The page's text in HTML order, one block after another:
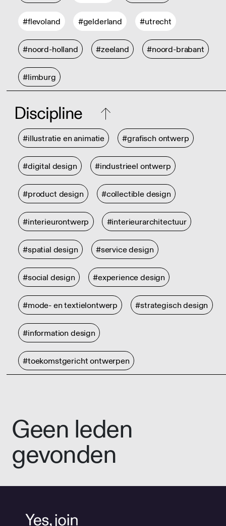
#flevoland #gelderland #utrecht
#noord-holland #zeeland #noord-brabant
#limburg
Discipline
#illustratie en animatie #grafisch ontwerp
#digital design #industrieel ontwerp
#product design #collectible design
#interieurontwerp #interieurarchitectuur
#spatial design #service design
#social design #experience design
#mode- en textielontwerp #strategisch design
#information design
#toekomstgericht ontwerpen
Geen leden
gevonden